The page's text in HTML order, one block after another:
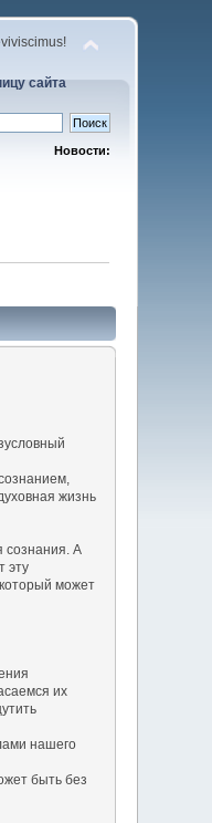
сайта
Новости:
жизнь
сознания. А
эту
может
их
нашего
быть без